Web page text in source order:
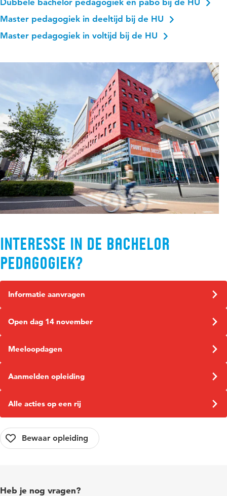
Dubbele bachelor pedagogiek en pabo bij de HU
Master pedagogiek in deeltijd bij de HU
Master pedagogiek in voltijd bij de HU
Interesse in de bachelor
Pedagogiek?
Informatie aanvragen
Open dag 14 november
Meeloopdagen
Aanmelden opleiding
Alle acties op een rij
Heb je nog vragen?